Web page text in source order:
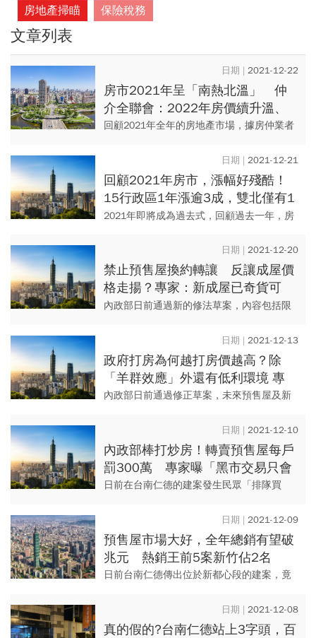
房地產掃瞄
保險稅務
文章列表
2021-12-22
房市2021年呈「南熱北溫」 仲
介全聯會：2022年房價續升溫、
台南高雄估再漲10%
回顧2021年全年的房地產市場，據房仲業者
以上。不動產仲介經紀商業同業公會全國聯
合會在2020年底時，...
2021-12-21
回顧2021年房市，漲幅好殘酷！
15行政區1年漲逾3成，雙北僅有1
地入榜
2021年即將成為過去式，回顧過去一年，房
雖然陸續推出打房措施，但對於今年抑制房
市價量的成效，恐怕仍需...
2021-12-20
禁止預售屋換約轉讓 反讓成屋價
格走揚？專家：新成屋已奇貨可
居，這些縣市成屋占比低
內政部日前通過新的修法草案，內容包括限
懲炒作者、預售屋解約需申報、建立檢舉獎
金制度等五大打炒房措施，劍...
2021-12-13
政府打房為何越打房價越高？除
「羊群效應」外還有低利環境 專
家：明年進高原期，留意這2件事
內政部日前通過修正草案，未來預售屋及新
視為對房市再下重手的「打房措施」，不
過，回顧近年來，從中央到地方...
2021-12-10
內政部棒打炒房！轉賣預售屋每戶
罰300萬 專家曝「黑市交易只會
更盛行」
日前在台南仁德的建案發生民眾「排隊買
種現象有炒房疑慮，也引起官方單位密切注
意。昨（9）日內政部針對近期...
2021-12-09
預售屋市場大好，全年總銷有望破
兆元 熱銷王前5案新竹佔2名
日前台南仁德傳出位於新都心段的建案，竟
一陣熱議，甚至引起官方單位的注意，深怕
出現炒房疑慮。 其實...
2021-12-08
真的假的?台南仁德站上3字頭，百